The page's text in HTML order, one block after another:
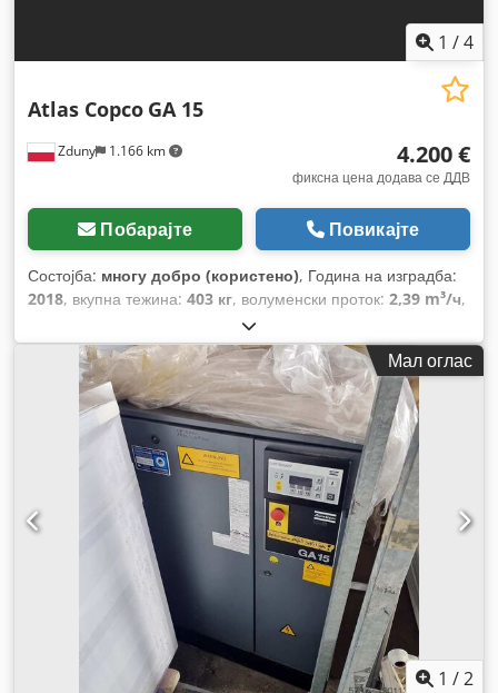
1 /4
Zduny 1.166 km
Atlas Copco GA 15
4.200 €
фиксна цена додава се ДДВ
Побарајте Повикајте
Состојба: многу добро (користено), Година на изградба:
2018, вкупна тежина: 403 кг, волуменски проток: 2,39 m³/ч,
, влезен напон:
Мал оглас
1 /2